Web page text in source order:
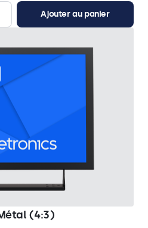
Ajouter au panier
(4:3)